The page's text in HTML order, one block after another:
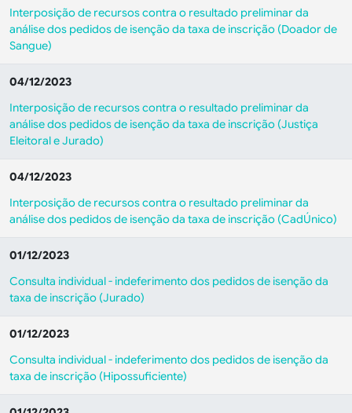
Interposição de recursos contra o resultado preliminar da
análise dos pedidos de isenção da taxa de inscrição (Doador de
Sangue)
04/12/2023
Interposição de recursos contra o resultado preliminar da
análise dos pedidos de isenção da taxa de inscrição (Justiça
Eleitoral e Jurado)
04/12/2023
Interposição de recursos contra o resultado preliminar da
análise dos pedidos de isenção da taxa de inscrição (CadÚnico)
01/12/2023
Consulta individual - indeferimento dos pedidos de isenção da
taxa de inscrição (Jurado)
01/12/2023
Consulta individual - indeferimento dos pedidos de isenção da
taxa de inscrição (Hipossuficiente)